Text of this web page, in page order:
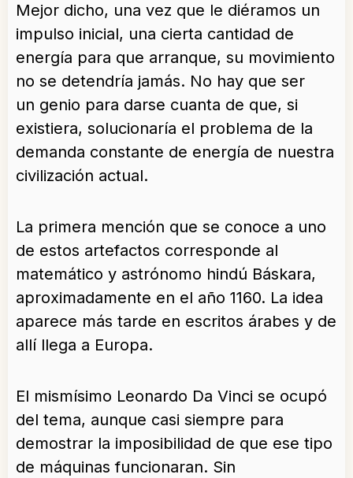
Mejor dicho, una vez que le diéramos un
impulso inicial, una cierta cantidad de
energía para que arranque, su movimiento
no se detendría jamás. No hay que ser
un genio para darse cuanta de que, si
existiera, solucionaría el problema de la
demanda constante de energía de nuestra
civilización actual.
La primera mención que se conoce a uno
de estos artefactos corresponde al
matemático y astrónomo hindú Báskara,
aproximadamente en el año 1160. La idea
aparece más tarde en escritos árabes y de
allí llega a Europa.
El mismísimo Leonardo Da Vinci se ocupó
del tema, aunque casi siempre para
demostrar la imposibilidad de que ese tipo
de máquinas funcionaran. Sin